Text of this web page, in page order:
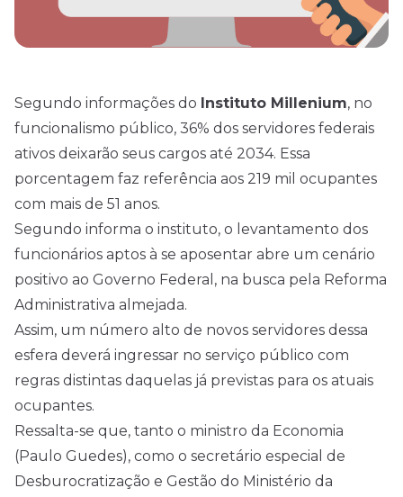
Segundo informações do Instituto Millenium, no
funcionalismo público, 36% dos servidores federais
ativos deixarão seus cargos até 2034. Essa
porcentagem faz referência aos 219 mil ocupantes
com mais de 51 anos.
Segundo informa o instituto, o levantamento dos
funcionários aptos à se aposentar abre um cenário
positivo ao Governo Federal, na busca pela Reforma
Administrativa almejada.
Assim, um número alto de novos servidores dessa
esfera deverá ingressar no serviço público com
regras distintas daquelas já previstas para os atuais
ocupantes.
Ressalta-se que, tanto o ministro da Economia
(Paulo Guedes), como o secretário especial de
Desburocratização e Gestão do Ministério da